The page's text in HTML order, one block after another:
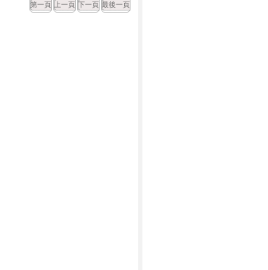
第一頁 上一頁 下一頁 最後一頁